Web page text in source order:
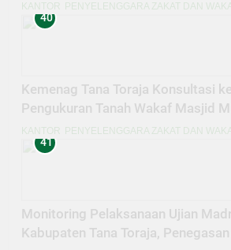
KANTOR PENYELENGGARA ZAKAT DAN
40
Kemenag Tana Toraja Konsultasi
Pengukuran Tanah Wakaf Masjid
KANTOR PENYELENGGARA ZAKAT DAN
41
Monitoring Pelaksanaan Ujian
Kabupaten Tana Toraja,